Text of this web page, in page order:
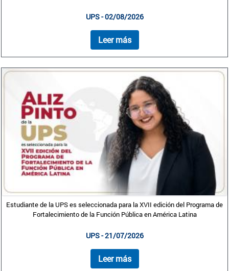
UPS - 02/08/2026
Leer más
Estudiante de la UPS es seleccionada para la XVII edición del Programa de
Fortalecimiento de la Función Pública en América Latina
UPS - 21/07/2026
Leer más